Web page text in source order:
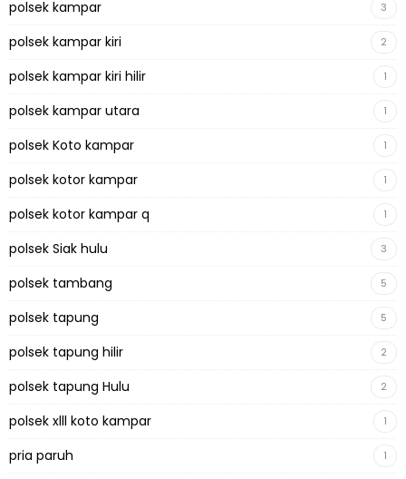
polsek kampar 3
polsek kampar kiri 2
polsek kampar kiri hilir 1
polsek kampar utara 1
polsek Koto kampar 1
polsek kotor kampar 1
polsek kotor kampar q 1
polsek Siak hulu 3
polsek tambang 5
polsek tapung 5
polsek tapung hilir 2
polsek tapung Hulu 2
polsek xlll koto kampar 1
pria paruh 1